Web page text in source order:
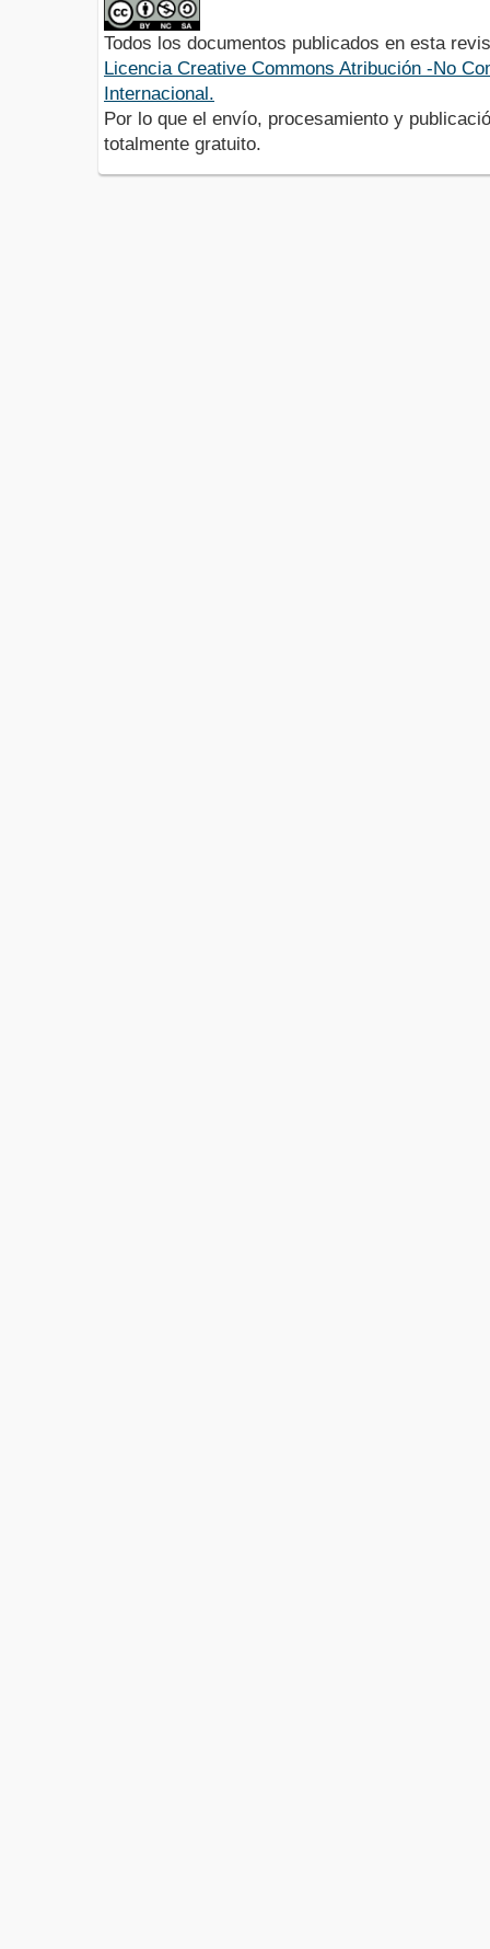
Todos los documentos publicados en esta
Licencia Creative Commons Atribución -No
Internacional.
Por lo que el envío, procesamiento y
totalmente gratuito.